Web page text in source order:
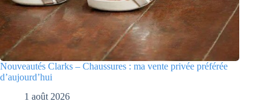
Nouveautés Clarks – Chaussures : ma vente privée préférée
d’aujourd’hui
1 août 2026